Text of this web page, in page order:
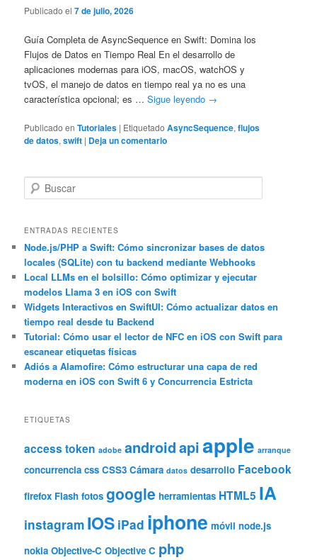
Publicado el7 de julio, 2026
Guía Completa de AsyncSequence en Swift: Domina los
Flujos de Datos en Tiempo Real En el desarrollo de
aplicaciones modernas para iOS, macOS, watchOS y
tvOS, el manejo de datos en tiempo real ya no es una
característica opcional; es …Sigue leyendo →
Publicado en Tutoriales | Etiquetado AsyncSequence,flujos
de datos,swift | Deja un comentario
u
c
a
r
ENTRADAS RECIENTES
Node.js/PHP a Swift: Cómo sincronizar bases de datos
locales (SQLite) con tu backend mediante Webhooks
Local LLMs en el bolsillo: Cómo optimizar y ejecutar
modelos Llama 3 en iOS con Swift
Widgets Interactivos en SwiftUI: Cómo actualizar datos en
tiempo real desde tu Backend
Tutorial: Cómo usar el lector de NFC en iOS con Swift para
escanear etiquetas físicas
Adiós a Alamofire: Cómo estructurar una capa de red
moderna en iOS con Swift 6 y Concurrencia Estricta
ETIQUETAS
access token adobe androidapiapple arranque
concurrencia css CSS3 Cámara datos desarrollo Facebook
firefox Flash fotos google herramientas HTML5 IA
instagram IOS iPad iphone móvil node.js
nokia Objective-C Objective C php